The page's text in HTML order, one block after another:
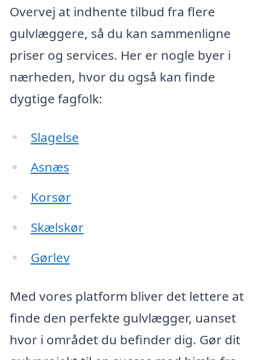
Overvej at indhente tilbud fra flere
gulvlæggere, så du kan sammenligne
priser og services. Her er nogle byer i
nærheden, hvor du også kan finde
dygtige fagfolk:
Slagelse
Asnæs
Korsør
Skælskør
Gørlev
Med vores platform bliver det lettere at
finde den perfekte gulvlægger, uanset
hvor i området du befinder dig. Gør dit